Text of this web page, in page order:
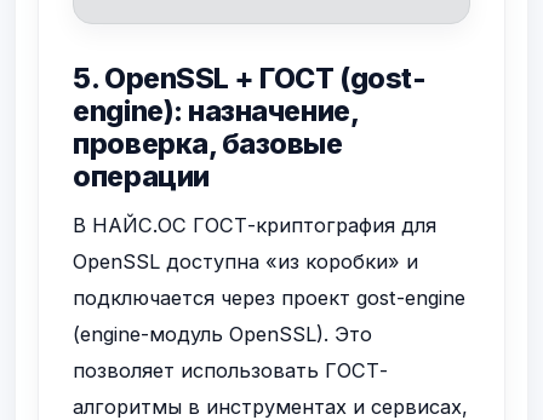
5. OpenSSL + ГОСТ (gost-
engine): назначение,
проверка, базовые
операции
В НАЙС.ОС ГОСТ-криптография для
OpenSSL доступна «из коробки» и
подключается через проект gost-engine
(engine-модуль OpenSSL). Это
позволяет использовать ГОСТ-
алгоритмы в инструментах и сервисах,